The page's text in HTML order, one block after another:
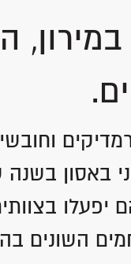
באסון
יפעלו
השונים